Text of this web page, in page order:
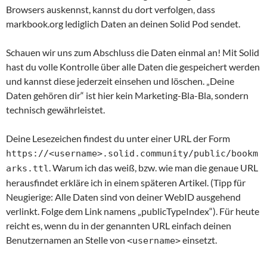
Browsers auskennst, kannst du dort verfolgen, dass
markbook.org lediglich Daten an deinen Solid Pod sendet.
Schauen wir uns zum Abschluss die Daten einmal an! Mit Solid
hast du volle Kontrolle über alle Daten die gespeichert werden
und kannst diese jederzeit einsehen und löschen. „Deine
Daten gehören dir“ ist hier kein Marketing-Bla-Bla, sondern
technisch gewährleistet.
Deine Lesezeichen findest du unter einer URL der Form
https://<username>.solid.community/public/bookm
arks.ttl. Warum ich das weiß, bzw. wie man die genaue URL
herausfindet erkläre ich in einem späteren Artikel. (Tipp für
Neugierige: Alle Daten sind von deiner WebID ausgehend
verlinkt. Folge dem Link namens „publicTypeIndex“). Für heute
reicht es, wenn du in der genannten URL einfach deinen
Benutzernamen an Stelle von <username>einsetzt.